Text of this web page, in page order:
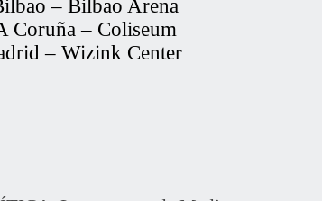
– Bilbao Arena
Coruña – Coliseum
– Wizink Center